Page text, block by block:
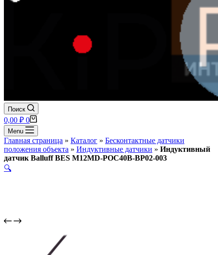
Поиск
Корзина
0,00 ₽ 0
Menu
Главная страница » Каталог » Бесконтактные датчики
положения объекта » Индуктивные датчики » Индуктивный
датчик Balluff BES M12MD-POC40B-BP02-003
🔍